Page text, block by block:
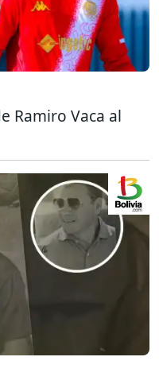
Ramiro Vaca al